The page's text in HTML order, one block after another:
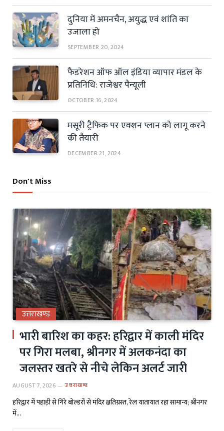
दुनिया में अमनचैन, अयुद्ध एवं शांति का
उजाला हो
SEPTEMBER 20, 2024
फैडरेशन ऑफ ऑल इंडिया व्यापार मंडल के
प्रतिनिधि: राजेश्वर पैन्यूली
OCTOBER 16, 2024
मसूरी ट्रैफिक पर एक्शन प्लान को लागू करने
की तैयारी
DECEMBER 21, 2024
Don't Miss
उत्तराखण्ड
भारी बारिश का कहर: हरिद्वार में काली मंदिर
पर गिरा मलबा, श्रीनगर में अलकनंदा का
जलस्तर खतरे से नीचे लेकिन अलर्ट जारी
AUGUST 7, 2026 उत्तराखण्ड
हरिद्वार में पहाड़ी से गिरे बोल्डरों से मंदिर क्षतिग्रस्त, रेल यातायात रहा सामान्य; श्रीनगर
में…